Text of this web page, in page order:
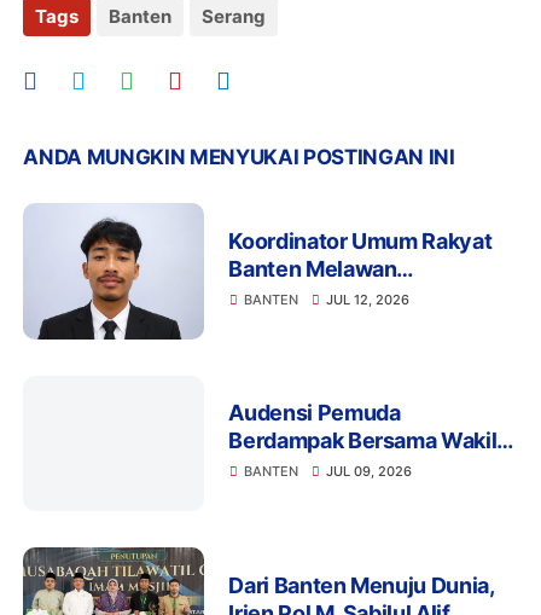
Tags Banten Serang
ANDA MUNGKIN MENYUKAI POSTINGAN INI
Koordinator Umum Rakyat
Banten Melawan
Mengapresiasi Komitmen
BANTEN JUL 12, 2026
Audensi Pemuda
Berdampak Bersama Wakil
Ketua Komisi III DPRD Kota
BANTEN JUL 09, 2026
Dari Banten Menuju Dunia,